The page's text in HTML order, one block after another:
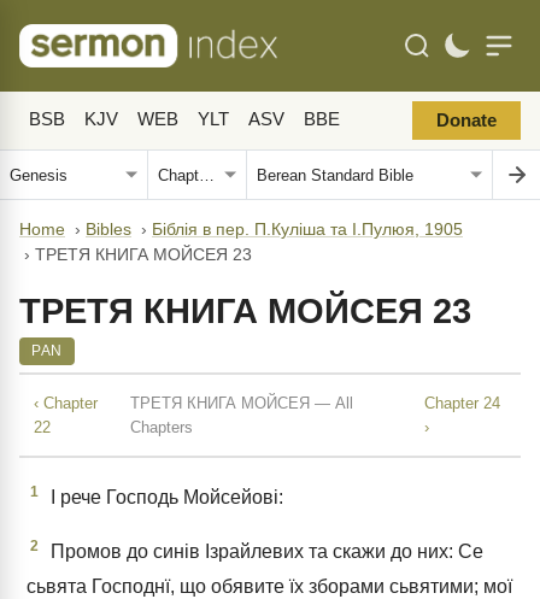
BSB KJV WEB YLT ASV BBE Donate
Home › Bibles › Біблія в пер. П.Куліша та І.Пулюя, 1905
› ТРЕТЯ КНИГА МОЙСЕЯ 23
ТРЕТЯ КНИГА МОЙСЕЯ 23
PAN
‹ Chapter
22
ТРЕТЯ КНИГА МОЙСЕЯ — All
Chapters
Chapter 24
›
1 І рече Господь Мойсейові:
2
Промов до синів Ізрайлевих та скажи до них: Се
сьвята Господнї, що обявите їх зборами сьвятими; мої